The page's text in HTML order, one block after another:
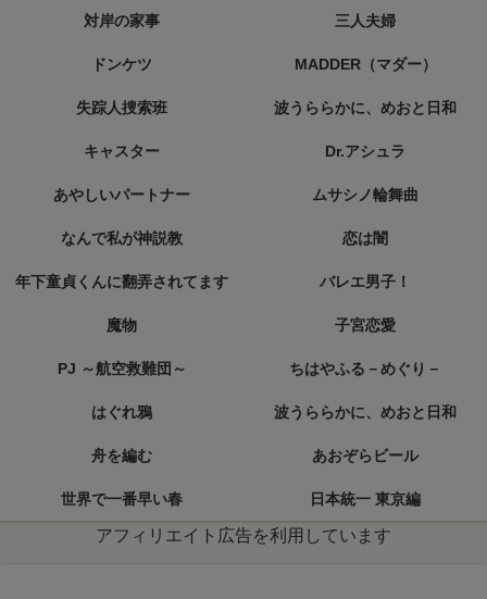
対岸の家事 三人夫婦
ドンケツ MADDER（マダー）
失踪人捜索班 波うららかに、めおと日和
キャスター Dr.アシュラ
あやしいパートナー ムサシノ輪舞曲
なんで私が神説教 恋は闇
年下童貞くんに翻弄されてます バレエ男子！
魔物 子宮恋愛
PJ ～航空救難団～ ちはやふる－めぐり－
はぐれ鴉 波うららかに、めおと日和
舟を編む あおぞらビール
世界で一番早い春 日本統一 東京編
アフィリエイト広告を利用しています